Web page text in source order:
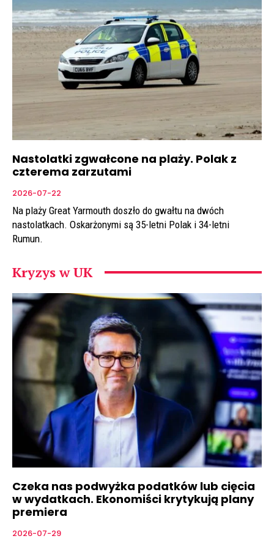
Nastolatki zgwałcone na plaży. Polak z
czterema zarzutami
2026-07-22
Na plaży Great Yarmouth doszło do gwałtu na dwóch
nastolatkach. Oskarżonymi są 35-letni Polak i 34-letni
Rumun.
Kryzys w UK
Czeka nas podwyżka podatków lub cięcia
w wydatkach. Ekonomiści krytykują plany
premiera
2026-07-29